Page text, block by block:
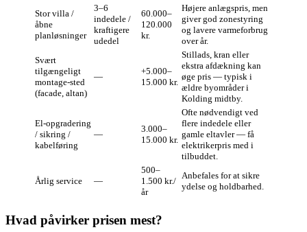
Stor villa /
åbne
planløsninger
3–6
indedele /
kraftigere
udedel
60.000–
120.000
kr.
Højere anlægspris, men
giver god zonestyring
og lavere varmeforbrug
over år.
Svært
tilgængeligt
montage‑sted
(facade, altan)
—
+5.000–
15.000 kr.
Stillads, kran eller
ekstra afdækning kan
øge pris — typisk i
ældre byområder i
Kolding midtby.
El‑opgradering
/ sikring /
kabelføring
—
3.000–
15.000 kr.
Ofte nødvendigt ved
flere indedele eller
gamle eltavler — få
elektrikerpris med i
tilbuddet.
Årlig service —
500–
1.500 kr./
år
Anbefales for at sikre
ydelse og holdbarhed.
Hvad påvirker prisen mest?